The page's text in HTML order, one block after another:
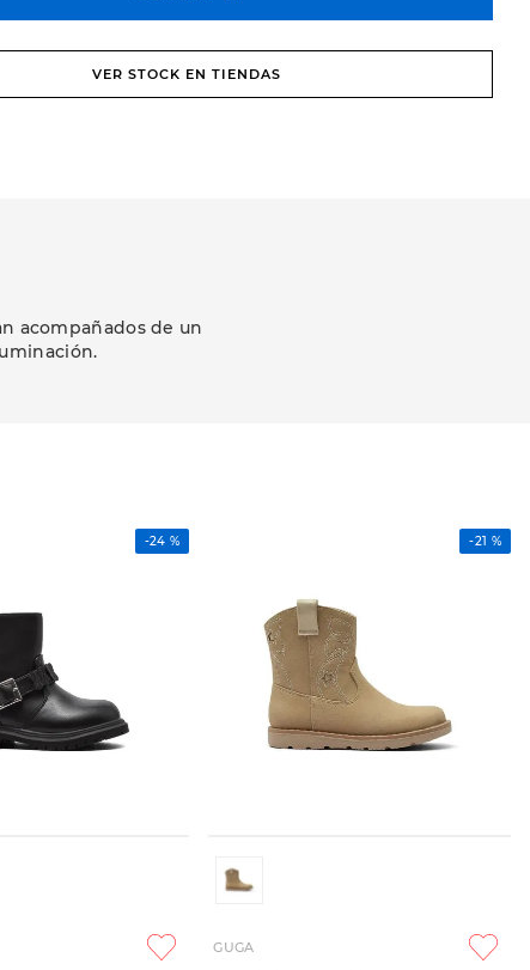
VER STOCK EN TIENDAS
acompañados de un
-24 % -21 %
GUGA